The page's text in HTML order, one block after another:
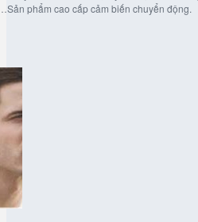
phẩm cao cấp cảm biến chuyển động.